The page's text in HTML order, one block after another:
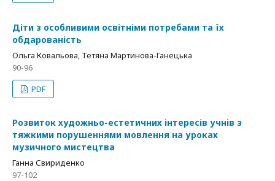
Діти з особливими освітніми потребами та їх
обдарованість
Ольга Ковальова, Тетяна Мартинова-Ганецька
90-96
PDF
Розвиток художньо-естетичних інтересів учнів з
тяжкими порушеннями мовлення на уроках
музичного мистецтва
Ганна Свириденко
97-102